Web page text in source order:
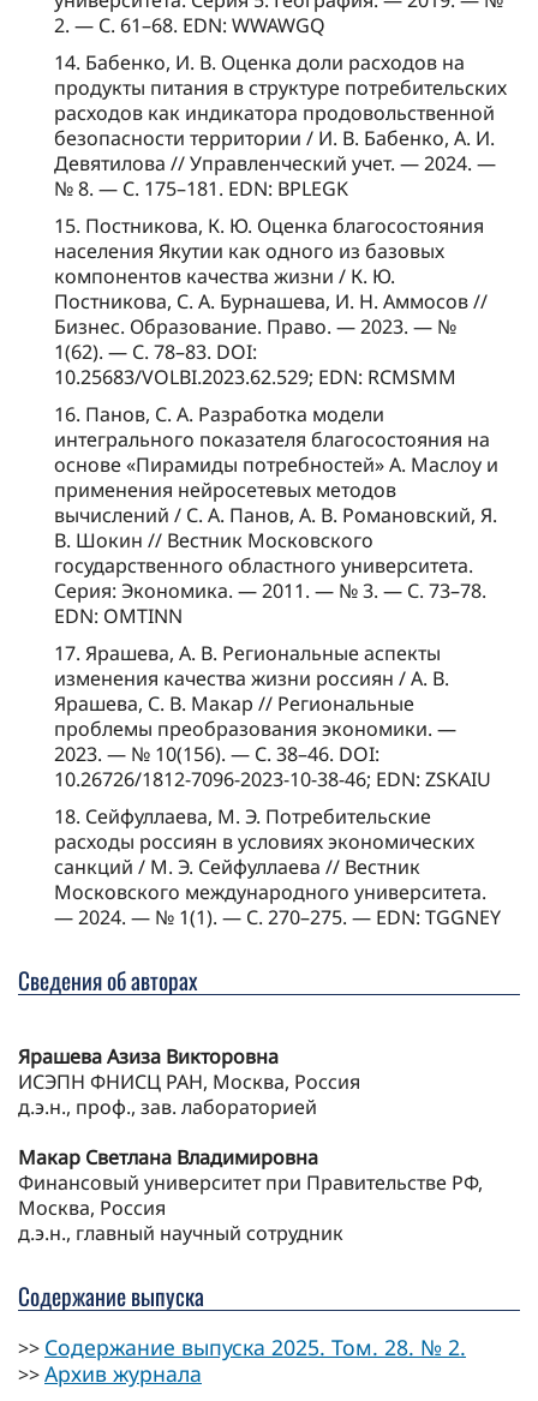
2. — С. 61–68. EDN: WWAWGQ
14. Бабенко, И. В. Оценка доли расходов на
продукты питания в структуре потребительских
расходов как индикатора продовольственной
безопасности территории / И. В. Бабенко, А. И.
Девятилова // Управленческий учет. — 2024. —
№ 8. — С. 175–181. EDN: BPLEGK
15. Постникова, К. Ю. Оценка благосостояния
населения Якутии как одного из базовых
компонентов качества жизни / К. Ю.
Постникова, С. А. Бурнашева, И. Н. Аммосов //
Бизнес. Образование. Право. — 2023. — №
1(62). — С. 78–83. DOI:
10.25683/VOLBI.2023.62.529; EDN: RCMSMM
16. Панов, С. А. Разработка модели
интегрального показателя благосостояния на
основе «Пирамиды потребностей» А. Маслоу и
применения нейросетевых методов
вычислений / С. А. Панов, А. В. Романовский, Я.
В. Шокин // Вестник Московского
государственного областного университета.
Серия: Экономика. — 2011. — № 3. — С. 73–78.
EDN: OMTINN
17. Ярашева, А. В. Региональные аспекты
изменения качества жизни россиян / А. В.
Ярашева, С. В. Макар // Региональные
проблемы преобразования экономики. —
2023. — № 10(156). — С. 38–46. DOI:
10.26726/1812-7096-2023-10-38-46; EDN: ZSKAIU
18. Сейфуллаева, М. Э. Потребительские
расходы россиян в условиях экономических
санкций / М. Э. Сейфуллаева // Вестник
Московского международного университета.
— 2024. — № 1(1). — С. 270–275. — EDN: TGGNEY
Сведения об авторах
Ярашева Азиза Викторовна
ИСЭПН ФНИСЦ РАН, Москва, Россия
д.э.н., проф., зав. лабораторией
Макар Светлана Владимировна
Финансовый университет при Правительстве РФ,
Москва, Россия
д.э.н., главный научный сотрудник
Содержание выпуска
>> Содержание выпуска 2025. Том. 28. № 2.
>>Архив журнала